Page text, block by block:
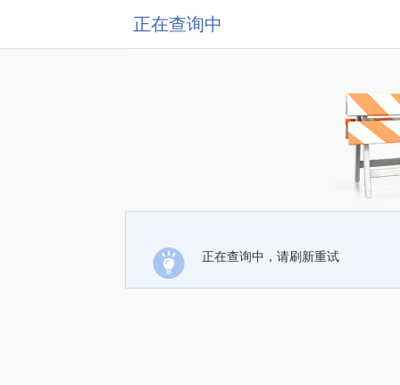
正在查询中
正在查询中，请刷新重试